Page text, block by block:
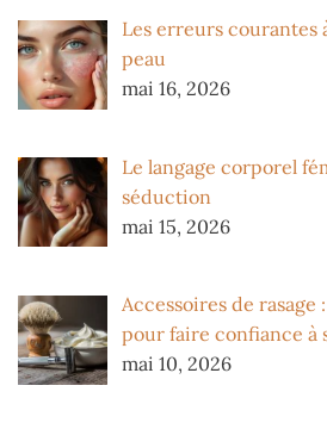
Les erreurs courantes
peau
mai 16, 2026
Le langage corporel
séduction
mai 15, 2026
Accessoires de
pour faire confiance à
mai 10, 2026